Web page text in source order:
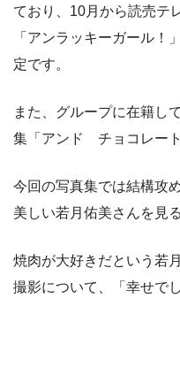
ており、10月から読売テ
「アンラッキーガール！
定です。
また、グループに在籍し
集「アンド チョコレート
今回の写真集では結構攻
美しい若月佑美さんを見
焼肉が大好きだという若
撮影について、「幸せで